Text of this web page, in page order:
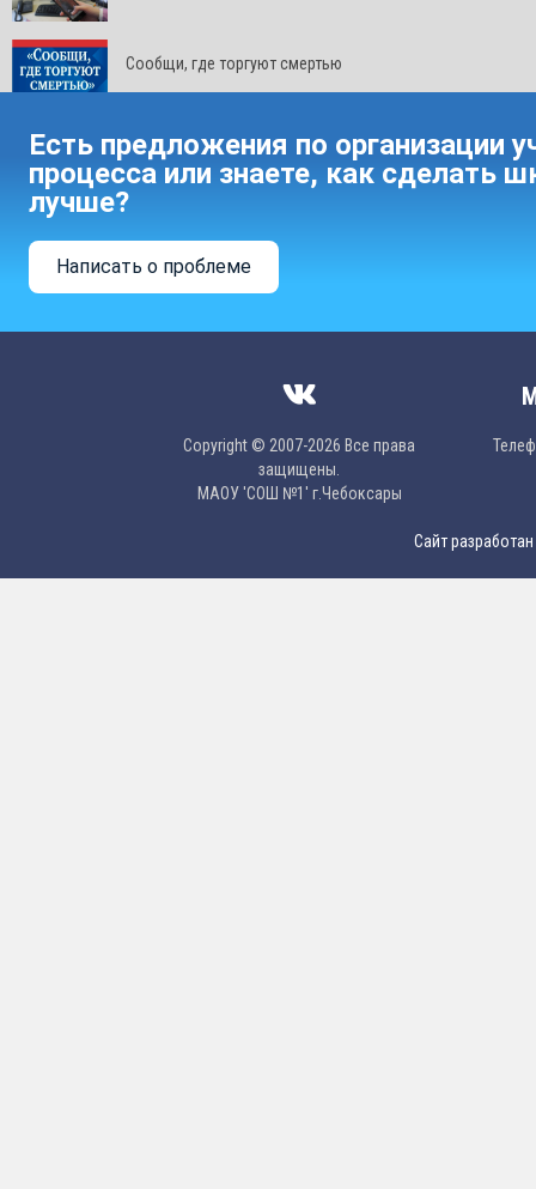
Сообщи, где торгуют смертью
Есть предложения по организации
процесса или знаете, как сделать
лучше?
Написать о проблеме
Copyright © 2007-2026 Все права
защищены.
МAОУ 'CОШ №1' г.Чебоксары
Сайт